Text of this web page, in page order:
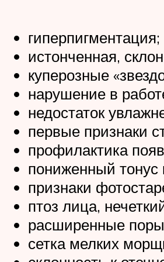
гиперпигментация;
истонченная,
куперозные
нарушение в
недостаток
первые признаки
профилактика
пониженный тонус
признаки
птоз лица,
расширенные
сетка мелких